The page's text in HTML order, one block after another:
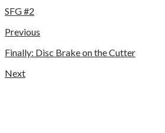
SFG #2
Previous
Finally: Disc Brake on the Cutter
Next